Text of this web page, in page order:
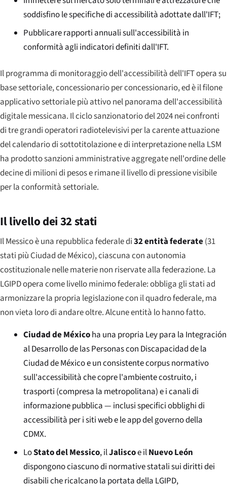
soddisfino le specifiche di accessibilità adottate dall'IFT;
Pubblicare rapporti annuali sull'accessibilità in
conformità agli indicatori definiti dall'IFT.
Il programma di monitoraggio dell'accessibilità dell'IFT opera su
base settoriale, concessionario per concessionario, ed è il filone
applicativo settoriale più attivo nel panorama dell'accessibilità
digitale messicana. Il ciclo sanzionatorio del 2024 nei confronti
di tre grandi operatori radiotelevisivi per la carente attuazione
del calendario di sottotitolazione e di interpretazione nella LSM
ha prodotto sanzioni amministrative aggregate nell'ordine delle
decine di milioni di pesos e rimane il livello di pressione visibile
per la conformità settoriale.
Il livello dei 32 stati
Il Messico è una repubblica federale di32 entità federate(31
stati più Ciudad de México), ciascuna con autonomia
costituzionale nelle materie non riservate alla federazione. La
LGIPD opera come livello minimo federale: obbliga gli stati ad
armonizzare la propria legislazione con il quadro federale, ma
non vieta loro di andare oltre. Alcune entità lo hanno fatto.
Ciudad de Méxicoha una propria Ley para la Integración
al Desarrollo de las Personas con Discapacidad de la
Ciudad de Méxicoe un consistente corpus normativo
sull'accessibilità che copre l'ambiente costruito, i
trasporti (compresa la metropolitana) e i canali di
informazione pubblica — inclusi specifici obblighi di
accessibilità per i siti web e le app del governo della
CDMX.
LoStato del Messico, ilJaliscoe ilNuevo León
dispongono ciascuno di normative statali sui diritti dei
disabili che ricalcano la portata della LGIPD,